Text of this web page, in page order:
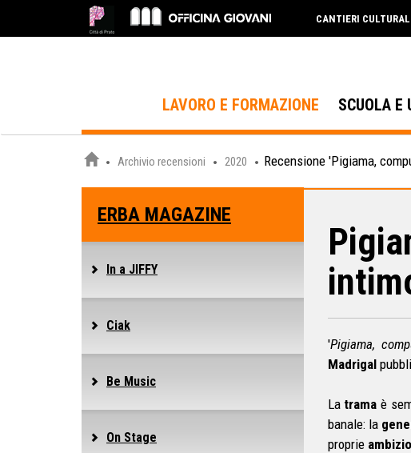
CANTIERI
LAVORO E FORMAZIONE SCUOLA E
Archivio recensioni 2020 Recensione 'Pigiama,
ERBA MAGAZINE
In a JIFFY
Ciak
Be Music
On Stage
'Pigiama,
Madrigal
La trama è
banale: la
proprie